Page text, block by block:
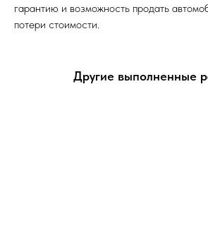
гарантию и возможность продать
потери стоимости.
Другие выполненные